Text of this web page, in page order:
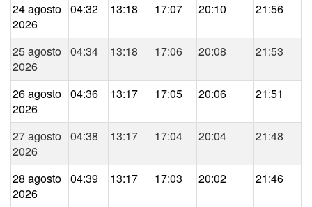
24 agosto
2026
04:32 13:18 17:07 20:10 21:56
25 agosto
2026
04:34 13:18 17:06 20:08 21:53
26 agosto
2026
04:36 13:17 17:05 20:06 21:51
27 agosto
2026
04:38 13:17 17:04 20:04 21:48
28 agosto
2026
04:39 13:17 17:03 20:02 21:46